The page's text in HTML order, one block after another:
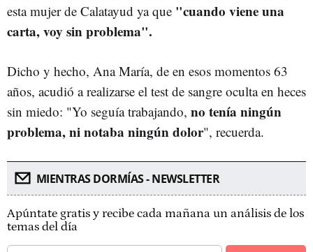
esta mujer de Calatayud ya que "cuando viene una
carta, voy sin problema".
Dicho y hecho, Ana María, de en esos momentos 63
años, acudió a realizarse el test de sangre oculta en heces
sin miedo: "Yo seguía trabajando, no tenía ningún
problema, ni notaba ningún dolor", recuerda.
MIENTRAS DORMÍAS - NEWSLETTER
Apúntate gratis y recibe cada mañana un análisis de los
temas del día